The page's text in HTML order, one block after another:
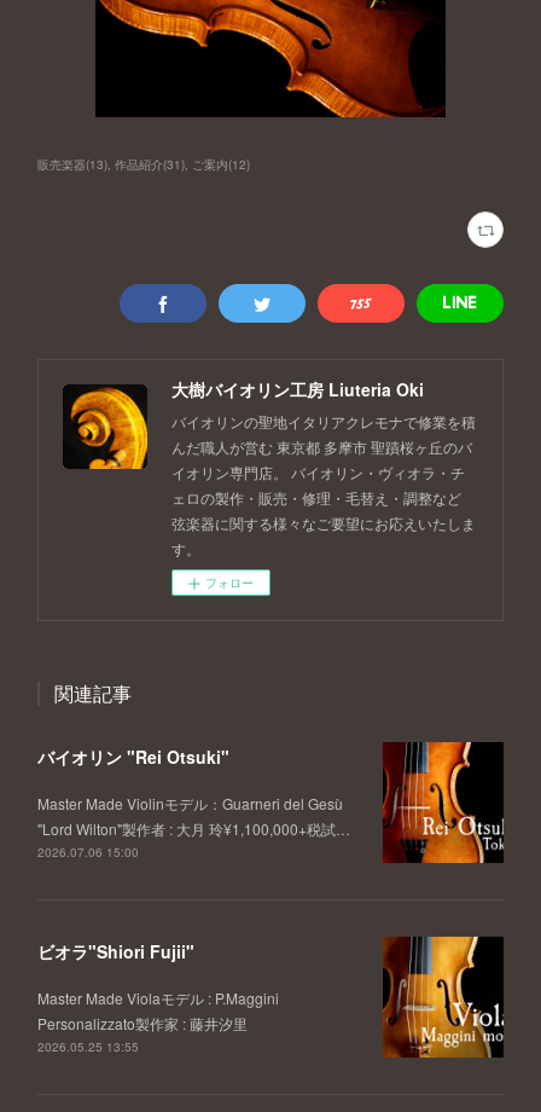
販売楽器(13) 作品紹介(31) ご案内(12)
大樹バイオリン工房 Liuteria Oki
バイオリンの聖地イタリアクレモナで修業を積
んだ職人が営む 東京都 多摩市 聖蹟桜ヶ丘のバ
イオリン専門店。 バイオリン・ヴィオラ・チ
ェロの製作・販売・修理・毛替え・調整など
弦楽器に関する様々なご要望にお応えいたしま
す。
フォロー
関連記事
バイオリン "Rei Otsuki"
Master Made Violinモデル：Guarneri del Gesù
"Lord Wilton"製作者 : 大月 玲¥1,100,000+税試…
2026.07.06 15:00
ビオラ"Shiori Fujii"
Master Made Violaモデル : P.Maggini
Personalizzato製作家 : 藤井汐里
2026.05.25 13:55